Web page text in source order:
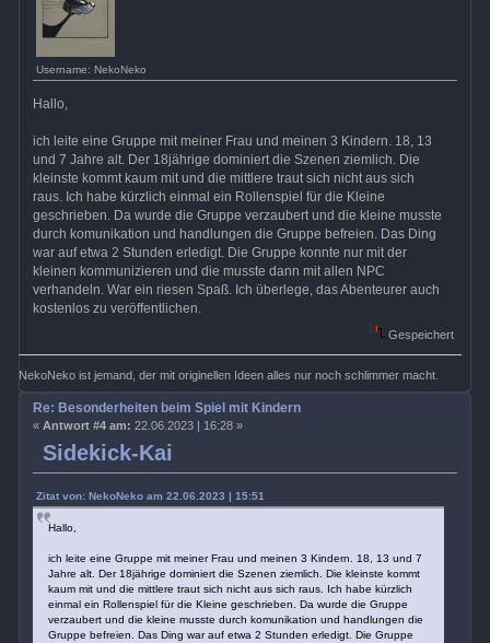
Username: NekoNeko
Hallo,
ich leite eine Gruppe mit meiner Frau und meinen 3 Kindern. 18, 13
und 7 Jahre alt. Der 18jährige dominiert die Szenen ziemlich. Die
kleinste kommt kaum mit und die mittlere traut sich nicht aus sich
raus. Ich habe kürzlich einmal ein Rollenspiel für die Kleine
geschrieben. Da wurde die Gruppe verzaubert und die kleine musste
durch komunikation und handlungen die Gruppe befreien. Das Ding
war auf etwa 2 Stunden erledigt. Die Gruppe konnte nur mit der
kleinen kommunizieren und die musste dann mit allen NPC
verhandeln. War ein riesen Spaß. Ich überlege, das Abenteurer auch
kostenlos zu veröffentlichen.
Gespeichert
NekoNeko ist jemand, der mit originellen Ideen alles nur noch schlimmer macht.
Sidekick-Kai
Re: Besonderheiten beim Spiel mit Kindern
« Antwort #4 am: 22.06.2023 | 16:28 »
Zitat von: NekoNeko am 22.06.2023 | 15:51
Hallo,
ich leite eine Gruppe mit meiner Frau und meinen 3 Kindern. 18, 13 und 7
Jahre alt. Der 18jährige dominiert die Szenen ziemlich. Die kleinste kommt
kaum mit und die mittlere traut sich nicht aus sich raus. Ich habe kürzlich
einmal ein Rollenspiel für die Kleine geschrieben. Da wurde die Gruppe
verzaubert und die kleine musste durch komunikation und handlungen die
Gruppe befreien. Das Ding war auf etwa 2 Stunden erledigt. Die Gruppe